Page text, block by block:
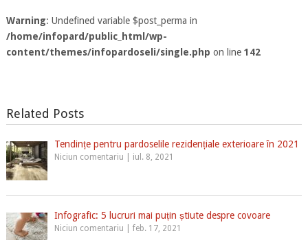
Warning: Undefined variable $post_perma in
/home/infopard/public_html/wp-
content/themes/infopardoseli/single.php on line 142
Related Posts
Tendințe pentru pardoselile rezidențiale exterioare în 2021
Niciun comentariu iul. 8, 2021
Infografic: 5 lucruri mai puțin știute despre covoare
Niciun comentariu feb. 17, 2021